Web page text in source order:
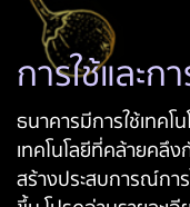
การใช้และ
ธนาคารมีการใช้เทคโ
เทคโนโลยีที่คล้ายคลึ
สร้างประสบการณ์กา